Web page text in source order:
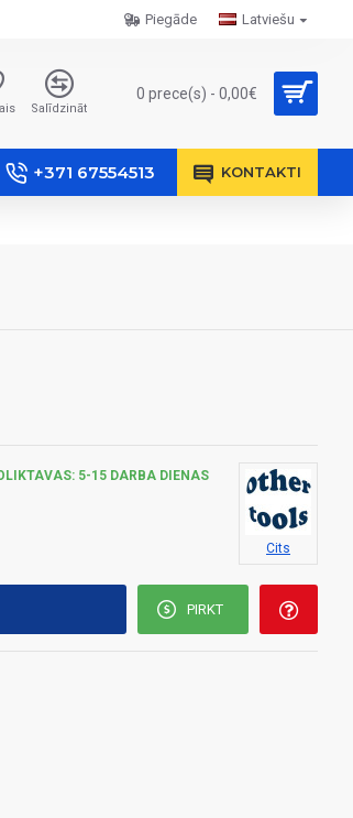
Latviešu
Piegāde
Salīdzināt
0 prece(s) - 0,00€
+371 67554513 KONTAKTI
5-15 DARBA DIENAS
Cits
PIRKT